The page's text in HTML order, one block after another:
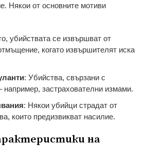
Някои от основните мотиви
убийствата се извършват от
когато извършителят иска
: Убийства, свързани с
застрахователни измами.
: Някои убийци страдат от
които предизвикват насилие.
на